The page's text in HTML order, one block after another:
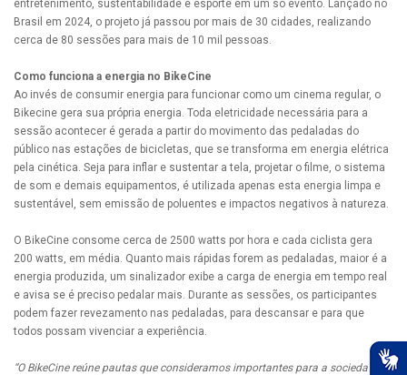
entretenimento, sustentabilidade e esporte em um só evento. Lançado no
Brasil em 2024, o projeto já passou por mais de 30 cidades, realizando
cerca de 80 sessões para mais de 10 mil pessoas.
Como funciona a energia no BikeCine
Ao invés de consumir energia para funcionar como um cinema regular, o
Bikecine gera sua própria energia. Toda eletricidade necessária para a
sessão acontecer é gerada a partir do movimento das pedaladas do
público nas estações de bicicletas, que se transforma em energia elétrica
pela cinética. Seja para inflar e sustentar a tela, projetar o filme, o sistema
de som e demais equipamentos, é utilizada apenas esta energia limpa e
sustentável, sem emissão de poluentes e impactos negativos à natureza.
O BikeCine consome cerca de 2500 watts por hora e cada ciclista gera
200 watts, em média. Quanto mais rápidas forem as pedaladas, maior é a
energia produzida, um sinalizador exibe a carga de energia em tempo real
e avisa se é preciso pedalar mais. Durante as sessões, os participantes
podem fazer revezamento nas pedaladas, para descansar e para que
todos possam vivenciar a experiência.
“O BikeCine reúne pautas que consideramos importantes para a sociedade e